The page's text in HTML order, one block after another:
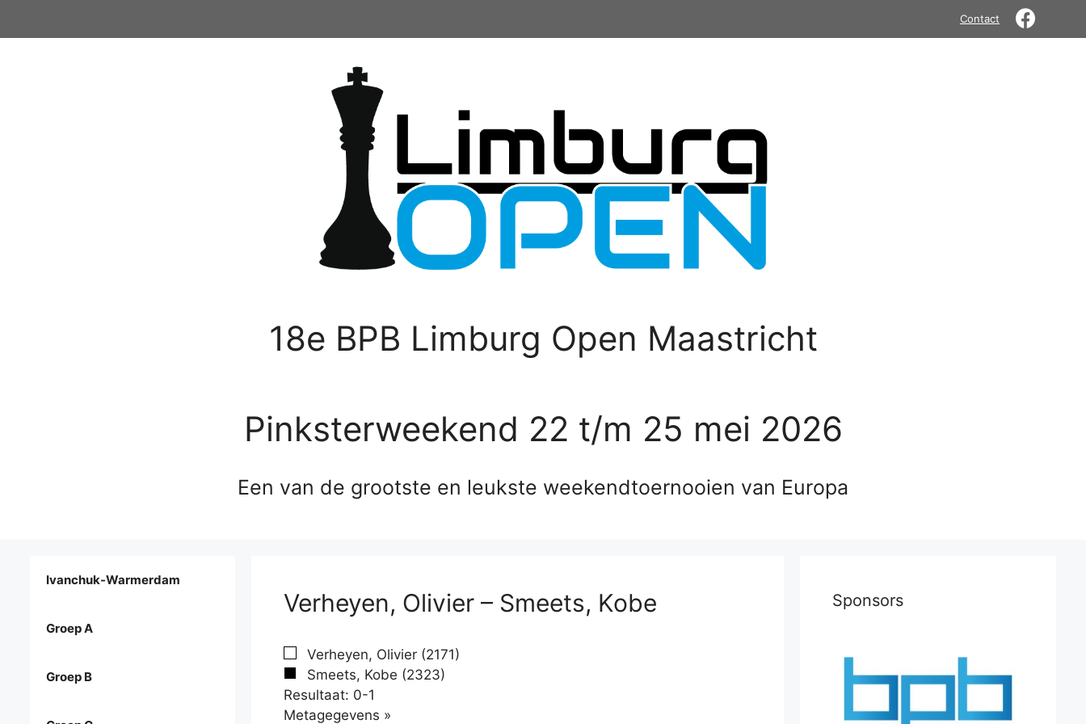
Contact
18e BPB Limburg Open Maastricht
Pinksterweekend 22 t/m 25 mei 2026
Een van de grootste en leukste weekendtoernooien van Europa
Verheyen, Olivier – Smeets, Kobe
Verheyen, Olivier (2171)
Smeets, Kobe (2323)
Resultaat: 0-1
Metagegevens »
Ivanchuk-Warmerdam
Groep A
Groep B
Sponsors